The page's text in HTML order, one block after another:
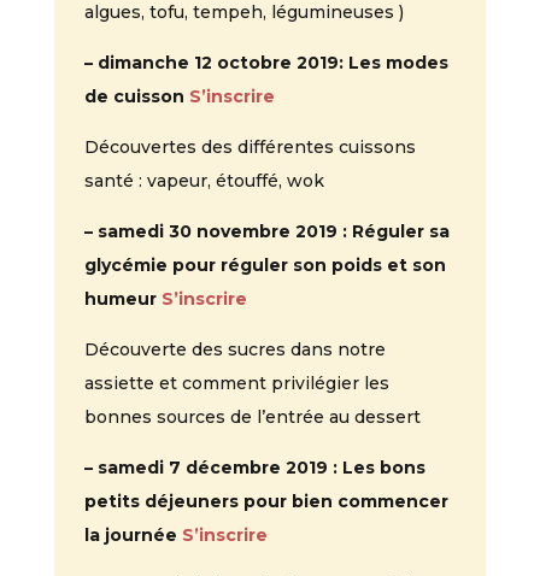
algues, tofu, tempeh, légumineuses )
– dimanche 12 octobre 2019: Les modes
de cuisson S’inscrire
Découvertes des différentes cuissons
santé : vapeur, étouffé, wok
– samedi 30 novembre 2019 : Réguler sa
glycémie pour réguler son poids et son
humeur S’inscrire
Découverte des sucres dans notre
assiette et comment privilégier les
bonnes sources de l’entrée au dessert
– samedi 7 décembre 2019 : Les bons
petits déjeuners pour bien commencer
la journée S’inscrire